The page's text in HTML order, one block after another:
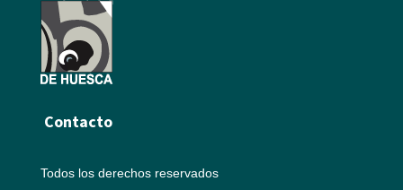
Contacto
Todos los derechos reservados